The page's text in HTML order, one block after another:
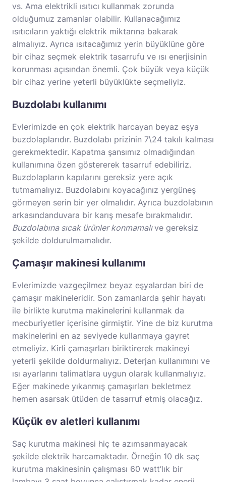
vs. Ama elektrikli ısıtıcı kullanmak zorunda
olduğumuz zamanlar olabilir. Kullanacağımız
ısıtıcıların yaktığı elektrik miktarına bakarak
almalıyız. Ayrıca ısıtacağımız yerin büyüklüne göre
bir cihaz seçmek elektrik tasarrufu ve ısı enerjisinin
korunması açısından önemli. Çok büyük veya küçük
bir cihaz yerine yeterli büyüklükte seçmeliyiz.
Buzdolabı kullanımı
Evlerimizde en çok elektrik harcayan beyaz eşya
buzdolaplarıdır. Buzdolabı prizinin 7\24 takılı kalması
gerekmektedir. Kapatma şansımız olmadığından
kullanımına özen göstererek tasarruf edebiliriz.
Buzdolapların kapılarını gereksiz yere açık
tutmamalıyız. Buzdolabını koyacağınız yergüneş
görmeyen serin bir yer olmalıdır. Ayrıca buzdolabının
arkasındanduvara bir karış mesafe bırakmalıdır.
Buzdolabına sıcak ürünler konmamalıve gereksiz
şekilde doldurulmamalıdır.
Çamaşır makinesi kullanımı
Evlerimizde vazgeçilmez beyaz eşyalardan biri de
çamaşır makineleridir. Son zamanlarda şehir hayatı
ile birlikte kurutma makinelerini kullanmak da
mecburiyetler içerisine girmiştir. Yine de biz kurutma
makinelerini en az seviyede kullanmaya gayret
etmeliyiz. Kirli çamaşırları biriktirerek makineyi
yeterli şekilde doldurmalıyız. Deterjan kullanımını ve
ısı ayarlarını talimatlara uygun olarak kullanmalıyız.
Eğer makinede yıkanmış çamaşırları bekletmez
hemen asarsak ütüden de tasarruf etmiş olacağız.
Küçük ev aletleri kullanımı
Saç kurutma makinesi hiç te azımsanmayacak
şekilde elektrik harcamaktadır. Örneğin 10 dk saç
kurutma makinesinin çalışması 60 watt’lık bir